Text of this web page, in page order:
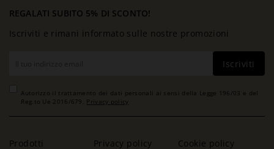
REGALATI SUBITO 5% DI SCONTO!
Iscriviti e rimani informato sulle nostre promozioni
Iscriviti
Autorizzo il trattamento dei dati personali ai sensi della Legge 196/03 e del
Reg.to Ue 2016/679. Privacy policy
Prodotti Privacy policy Cookie policy